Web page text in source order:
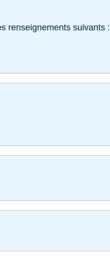
renseignements suivants :